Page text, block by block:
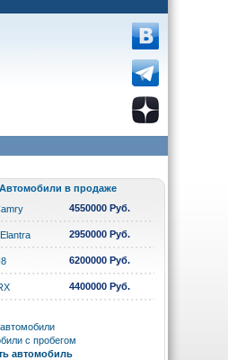
Автомобили в продаже
4550000 Руб.
2950000 Руб.
6200000 Руб.
4400000 Руб.
с пробегом
автомобиль